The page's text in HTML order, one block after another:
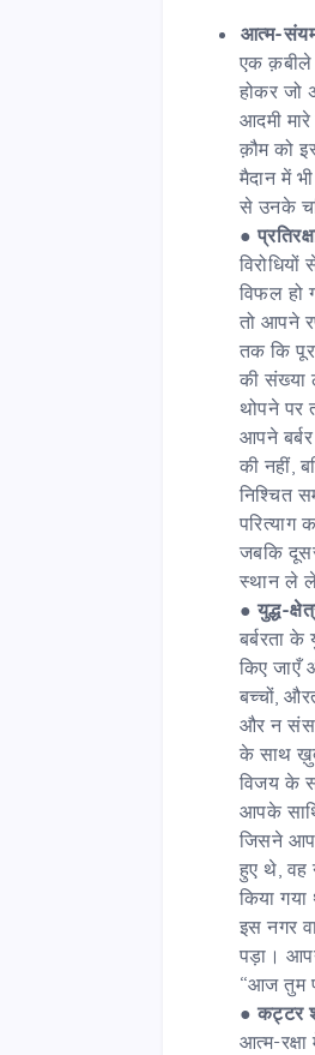
आत्म-
एक क़बीले
होकर जो
आदमी
क़ौम को
मैदान में
से उनके
●
विफल हो
तो आपने
तक कि
की संख्या
थोपने पर
आपने
की नहीं,
निश्चित
परित्याग
जबकि
स्थान ले
●युद्ध-
बर्बरता
किए जाएँ
बच्चों,
और न
के साथ
विजय के
आपके
जिसने
हुए थे,
किया
इस नगर
पड़ा।
‘‘आज तुम
●कट्टर
आत्म-